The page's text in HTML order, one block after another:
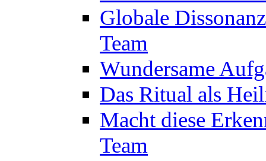
Globale
Team
Wundersame
Das Ritual als
Macht diese
Team